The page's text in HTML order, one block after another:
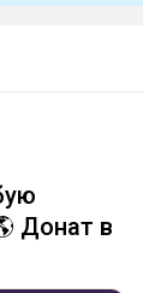
Донат в